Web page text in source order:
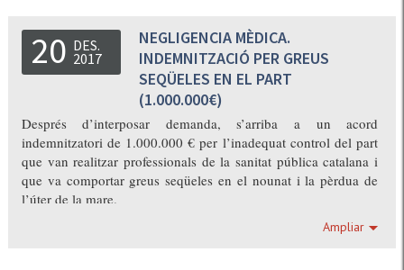
20 DES.
2017
NEGLIGENCIA MÈDICA.
INDEMNITZACIÓ PER GREUS
SEQÜELES EN EL PART
(1.000.000€)
Després d’interposar demanda, s’arriba a un acord
indemnitzatori de 1.000.000 € per l’inadequat control del part
que van realitzar professionals de la sanitat pública catalana i
que va comportar greus seqüeles en el nounat i la pèrdua de
l’úter de la mare.
Ampliar